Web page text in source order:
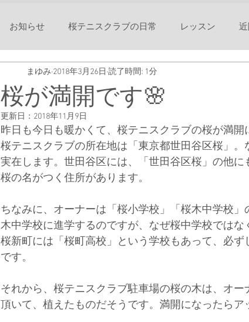
お知らせ 桜テニスクラブの日常 レッスン
桜が満開です🌸
まゆみ 2018年3月26日 読了時間: 1分
更新日： 2018年11月9日
昨日も今日も暖かくて、桜テニスクラブの桜が満開
桜テニスクラブの所在地は「東京都世田谷区桜」
実在します。世田谷区には、「世田谷区桜」の他に
桜の名がつく住所があります。
ちなみに、オーナーは「桜小学校」「桜木中学校
木中学校に進学するのですが、なぜ桜中学校ではな
桜新町には「桜町高校」という学校もあって、必
です。
それから、桜テニスクラブ駐車場の桜の木は、オ
頂いて、植えたものだそうです。満開になったら